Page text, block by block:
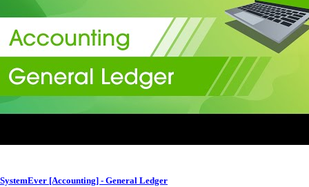
SystemEver [Accounting] - General Ledger